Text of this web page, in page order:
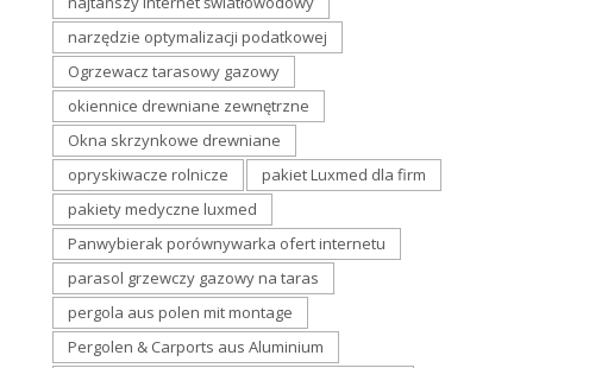
narzędzie optymalizacji podatkowej
Ogrzewacz tarasowy gazowy
okiennice drewniane zewnętrzne
Okna skrzynkowe drewniane
opryskiwacze rolnicze
pakiet Luxmed dla firm
pakiety medyczne luxmed
Panwybierak porównywarka ofert internetu
parasol grzewczy gazowy na taras
pergola aus polen mit montage
Pergolen & Carports aus Aluminium